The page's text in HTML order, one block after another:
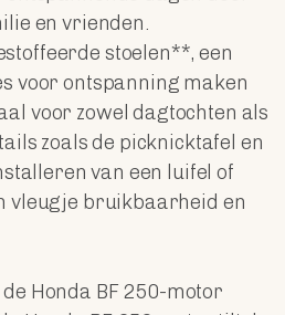
en vrienden.
stoelen**, een
voor ontspanning maken
voor zowel dagtochten als
zoals de picknicktafel en
van een luifel of
vleugje bruikbaarheid en
Honda BF 250-motor